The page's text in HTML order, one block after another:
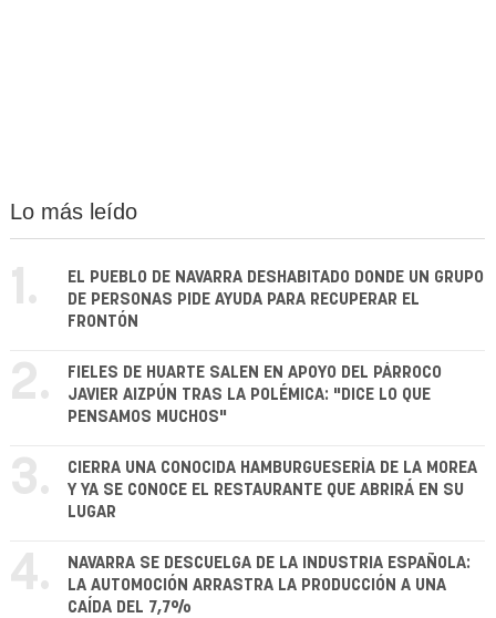
Lo más leído
1.
EL PUEBLO DE NAVARRA DESHABITADO DONDE UN GRUPO
DE PERSONAS PIDE AYUDA PARA RECUPERAR EL
FRONTÓN
2.
FIELES DE HUARTE SALEN EN APOYO DEL PÁRROCO
JAVIER AIZPÚN TRAS LA POLÉMICA: "DICE LO QUE
PENSAMOS MUCHOS"
3.
CIERRA UNA CONOCIDA HAMBURGUESERÍA DE LA MOREA
Y YA SE CONOCE EL RESTAURANTE QUE ABRIRÁ EN SU
LUGAR
4.
NAVARRA SE DESCUELGA DE LA INDUSTRIA ESPAÑOLA:
LA AUTOMOCIÓN ARRASTRA LA PRODUCCIÓN A UNA
CAÍDA DEL 7,7%